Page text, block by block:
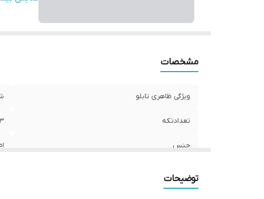
مشخصات
ویژگی ظاهری تابلو
تعدادتکه 3 تکه
جنس
توضیحات